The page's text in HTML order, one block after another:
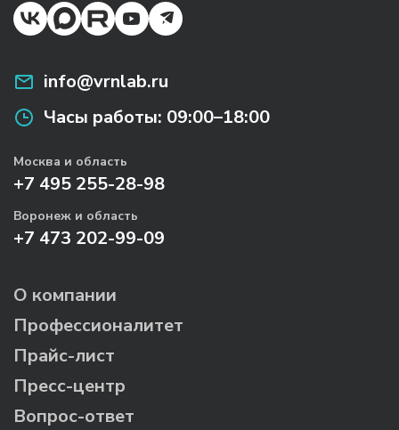
info@vrnlab.ru
Часы работы: 09:00–18:00
Москва и область
+7 495 255-28-98
Воронеж и область
+7 473 202-99-09
О компании
Профессионалитет
Прайс-лист
Пресс-центр
Вопрос-ответ